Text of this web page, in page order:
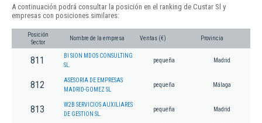
A continuación podrá consultar la posición en el ranking de Custar Sl y
empresas con posiciones similares:
Posición
Sector
Nombre de la empresa Ventas (€) Provincia
811
BI SION MDOS CONSULTING
SL.
pequeña Madrid
812
ASESORIA DE EMPRESAS
MADRID-GOMEZ SL
pequeña Málaga
813
W2B SERVICIOS AUXILIARES
DE GESTION SL.
pequeña Madrid